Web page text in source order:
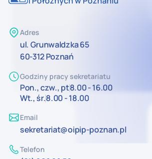
Adres
ul. Grunwaldzka 65
60-312 Poznań
Godziny pracy sekretariatu
Pon., czw., pt8.00 - 16.00
Wt., śr.8.00 - 18.00
Email
sekretariat@oipip-poznan.pl
Telefon